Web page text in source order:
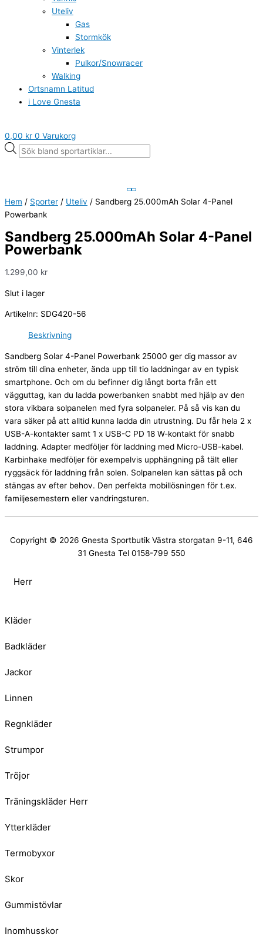
Uteliv
Gas
Stormkök
Vinterlek
Pulkor/Snowracer
Walking
Ortsnamn Latitud
i Love Gnesta
0,00 kr 0 Varukorg
Hem / Sporter / Uteliv / Sandberg 25.000mAh Solar 4-Panel
Powerbank
Sandberg 25.000mAh Solar 4-Panel
Powerbank
1.299,00 kr
Slut i lager
Artikelnr: SDG420-56
Beskrivning
Sandberg Solar 4-Panel Powerbank 25000 ger dig massor av
ström till dina enheter, ända upp till tio laddningar av en typisk
smartphone. Och om du befinner dig långt borta från ett
vägguttag, kan du ladda powerbanken snabbt med hjälp av den
stora vikbara solpanelen med fyra solpaneler. På så vis kan du
vara säker på att alltid kunna ladda din utrustning. Du får hela 2 x
USB-A-kontakter samt 1 x USB-C PD 18 W-kontakt för snabb
laddning. Adapter medföljer för laddning med Micro-USB-kabel.
Karbinhake medföljer för exempelvis upphängning på tält eller
ryggsäck för laddning från solen. Solpanelen kan sättas på och
stängas av efter behov. Den perfekta mobillösningen för t.ex.
familjesemestern eller vandringsturen.
Copyright © 2026 Gnesta Sportbutik Västra storgatan 9-11, 646
31 Gnesta Tel 0158-799 550
Herr
Kläder
Badkläder
Jackor
Linnen
Regnkläder
Strumpor
Tröjor
Träningskläder Herr
Ytterkläder
Termobyxor
Skor
Gummistövlar
Inomhusskor